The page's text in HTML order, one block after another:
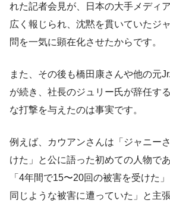
れた記者会見が、日本の大手メディ
広く報じられ、沈黙を貫いていたジ
問を一気に顕在化させたからです。
また、その後も橋田康さんや他の元
が続き、社長のジュリー氏が辞任す
な打撃を与えたのは事実です。
例えば、カウアンさんは「ジャニー
けた」と公に語った初めての人物で
「4年間で15〜20回の被害を受けた
同じような被害に遭っていた」と主